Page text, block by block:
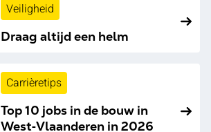
Veiligheid
Draag altijd een helm
Carrièretips
Top 10 jobs in de bouw in
West‑Vlaanderen in 2026